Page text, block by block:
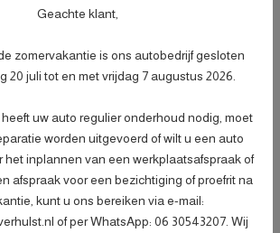
en aanvullen van vloeistoffen;
eventuele inruilauto;
of wordt gepoetst;
garantie;
bij aflevering.
€ 499,-
Geachte klant,
zomervakantie is ons autobedrijf gesloten
20 juli tot en met vrijdag 7 augustus 2026.
uw auto regulier onderhoud nodig, moet
worden uitgevoerd of wilt u een auto
het inplannen van een werkplaatsafspraak of
afspraak voor een bezichtiging of proefrit na
kunt u ons bereiken via e-mail:
of per WhatsApp: 06 30543207. Wij